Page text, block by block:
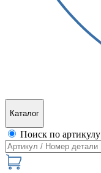
Каталог
Поиск по артикулу